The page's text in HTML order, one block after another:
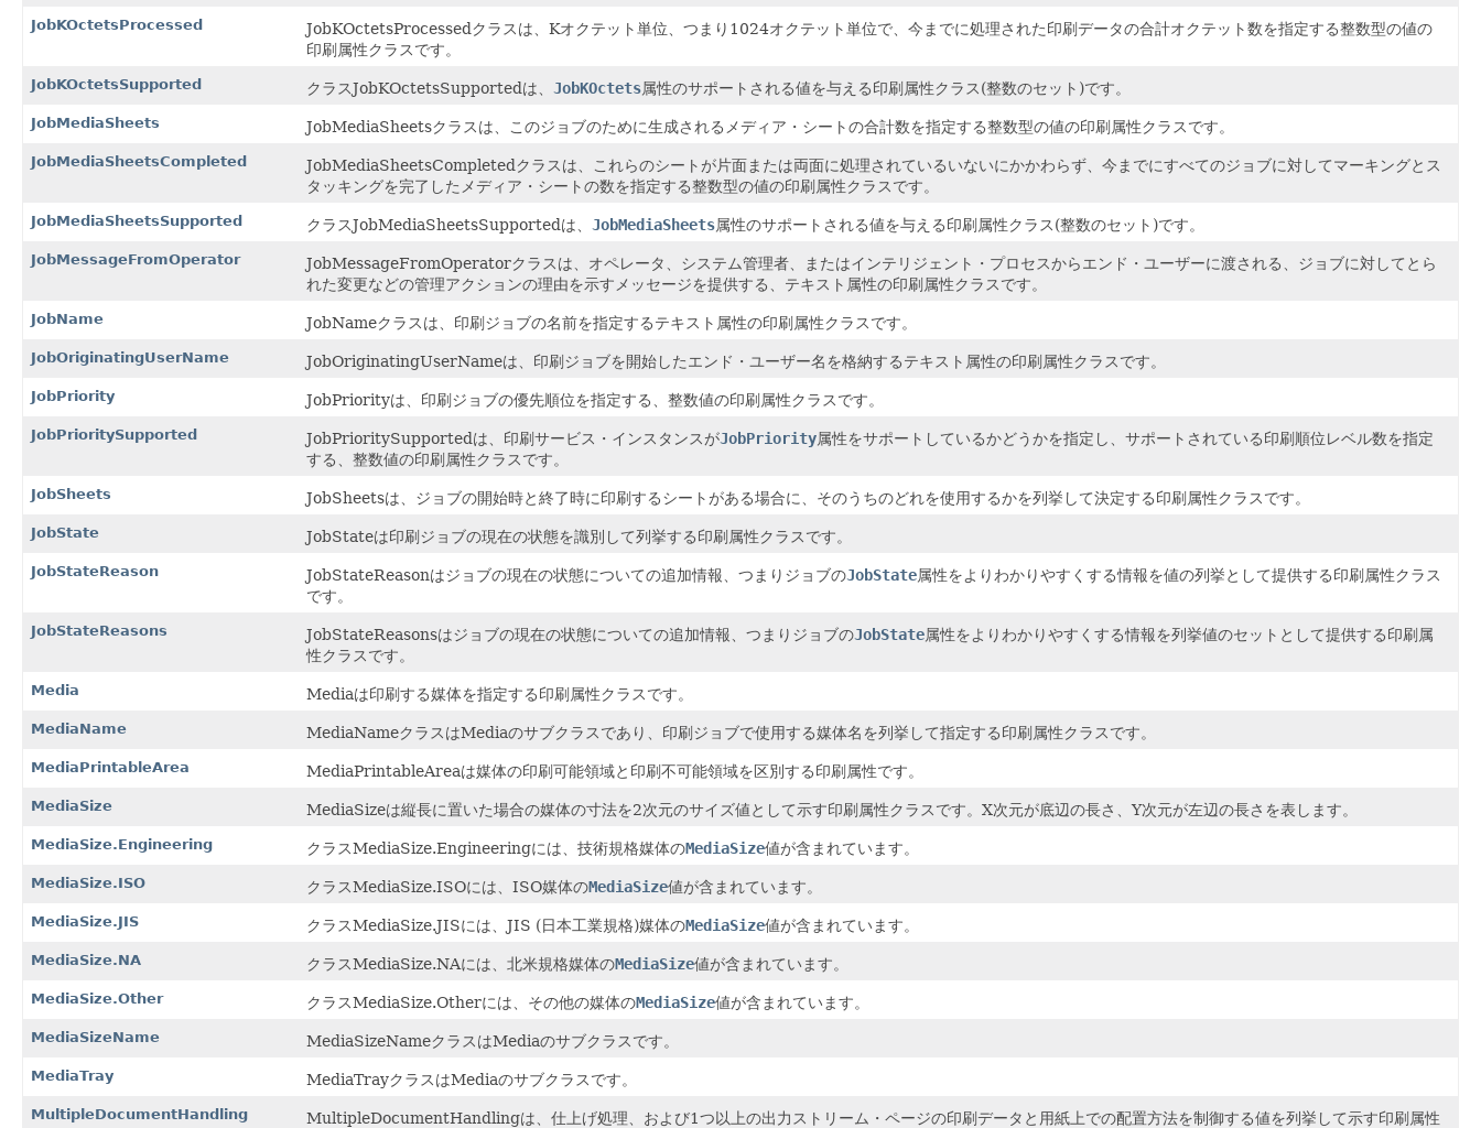
JobKOctetsProcessed
JobKOctetsProcessedクラスは、Kオクテット単位、つまり1024オクテット単位で、今までに処理された印刷データの合計オクテット数を指定する整数型の値の
印刷属性クラスです。
JobKOctetsSupported クラスJobKOctetsSupportedは、 JobKOctets属性のサポートされる値を与える印刷属性クラス(整数のセット)です。
JobMediaSheets JobMediaSheetsクラスは、このジョブのために生成されるメディア・シートの合計数を指定する整数型の値の印刷属性クラスです。
JobMediaSheetsCompleted
JobMediaSheetsCompletedクラスは、これらのシートが片面または両面に処理されているいないにかかわらず、今までにすべてのジョブに対してマーキングとス
タッキングを完了したメディア・シートの数を指定する整数型の値の印刷属性クラスです。
JobMediaSheetsSupported クラスJobMediaSheetsSupportedは、 JobMediaSheets属性のサポートされる値を与える印刷属性クラス(整数のセット)です。
JobMessageFromOperator
JobMessageFromOperatorクラスは、オペレータ、システム管理者、またはインテリジェント・プロセスからエンド・ユーザーに渡される、ジョブに対してとら
れた変更などの管理アクションの理由を示すメッセージを提供する、テキスト属性の印刷属性クラスです。
JobName JobNameクラスは、印刷ジョブの名前を指定するテキスト属性の印刷属性クラスです。
JobOriginatingUserName JobOriginatingUserNameは、印刷ジョブを開始したエンド・ユーザー名を格納するテキスト属性の印刷属性クラスです。
JobPriority JobPriorityは、印刷ジョブの優先順位を指定する、整数値の印刷属性クラスです。
JobPrioritySupported JobPrioritySupportedは、印刷サービス・インスタンスがJobPriority属性をサポートしているかどうかを指定し、サポートされている印刷順位レベル数を指定
する、整数値の印刷属性クラスです。
JobSheets JobSheetsは、ジョブの開始時と終了時に印刷するシートがある場合に、そのうちのどれを使用するかを列挙して決定する印刷属性クラスです。
JobState JobStateは印刷ジョブの現在の状態を識別して列挙する印刷属性クラスです。
JobStateReason JobStateReasonはジョブの現在の状態についての追加情報、つまりジョブのJobState属性をよりわかりやすくする情報を値の列挙として提供する印刷属性クラス
です。
JobStateReasons JobStateReasonsはジョブの現在の状態についての追加情報、つまりジョブのJobState属性をよりわかりやすくする情報を列挙値のセットとして提供する印刷属
性クラスです。
Media Mediaは印刷する媒体を指定する印刷属性クラスです。
MediaName MediaNameクラスはMediaのサブクラスであり、印刷ジョブで使用する媒体名を列挙して指定する印刷属性クラスです。
MediaPrintableArea MediaPrintableAreaは媒体の印刷可能領域と印刷不可能領域を区別する印刷属性です。
MediaSize MediaSizeは縦長に置いた場合の媒体の寸法を2次元のサイズ値として示す印刷属性クラスです。X次元が底辺の長さ、Y次元が左辺の長さを表します。
MediaSize.Engineering クラスMediaSize.Engineeringには、技術規格媒体のMediaSize値が含まれています。
MediaSize.ISO クラスMediaSize.ISOには、ISO媒体のMediaSize値が含まれています。
MediaSize.JIS クラスMediaSize.JISには、JIS (日本工業規格)媒体のMediaSize値が含まれています。
MediaSize.NA クラスMediaSize.NAには、北米規格媒体のMediaSize値が含まれています。
MediaSize.Other クラスMediaSize.Otherには、その他の媒体のMediaSize値が含まれています。
MediaSizeName MediaSizeNameクラスはMediaのサブクラスです。
MediaTray MediaTrayクラスはMediaのサブクラスです。
MultipleDocumentHandling
MultipleDocumentHandlingは、仕上げ処理、および1つ以上の出力ストリーム・ページの印刷データと用紙上での配置方法を制御する値を列挙して示す印刷属性